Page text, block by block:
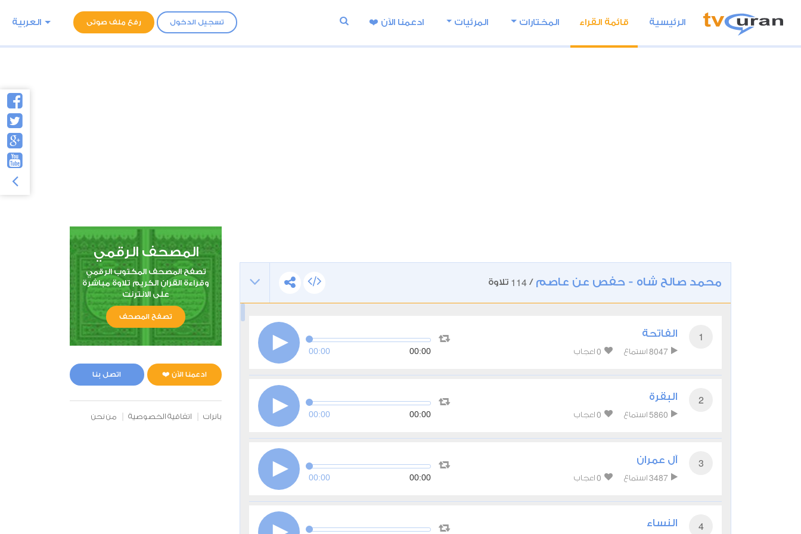
تسجيل الدخول رفع ملف صوتى العربية الرئيسية قائمة القراء المختارات المرئيات ادعمنا اﻵن ❤️
محمد صالح شاه - حفص عن عاصم /
114 تلاوة
1 الفاتحة
8047 استماع 0 اعجاب 00:00 00:00
2 البقرة
5860 استماع 0 اعجاب 00:00 00:00
3 آل عمران
3487 استماع 0 اعجاب 00:00 00:00
4 النساء
المصحف الرقمي
تصفح المصحف المكتوب الرقمي
وقراءة القران الكريم تلاوة مباشرة
على الانترنت
تصفح المصحف
ادعمنا الآن ❤️ اتصل بنا
بانرات اتفاقية الخصوصية من نحن